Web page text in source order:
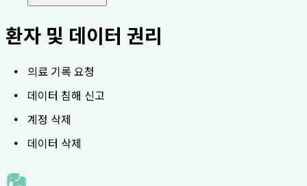
환자 및 데이터 권리
의료 기록 요청
데이터 침해 신고
계정 삭제
데이터 삭제